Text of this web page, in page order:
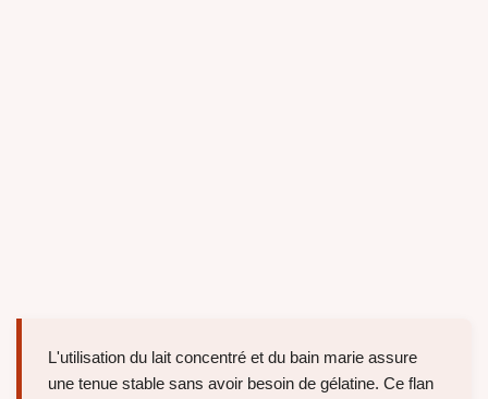
L'utilisation du lait concentré et du bain marie assure
une tenue stable sans avoir besoin de gélatine. Ce flan